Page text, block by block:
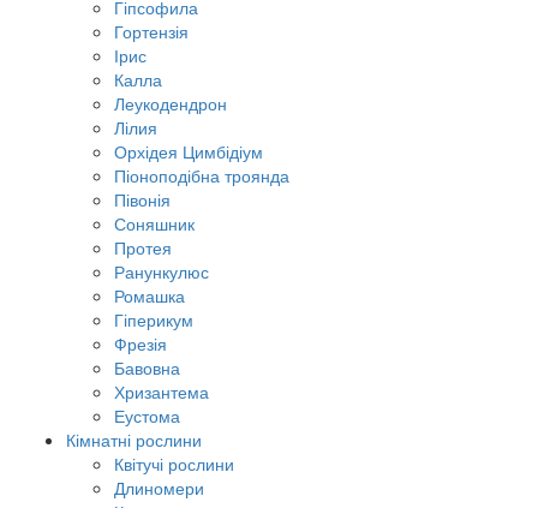
Гіпсофила
Гортензія
Ірис
Калла
Леукодендрон
Лілия
Орхідея Цимбідіум
Піоноподібна троянда
Півонія
Соняшник
Протея
Ранункулюс
Ромашка
Гіперикум
Фрезія
Бавовна
Хризантема
Еустома
Кімнатні рослини
Квітучі рослини
Длиномери